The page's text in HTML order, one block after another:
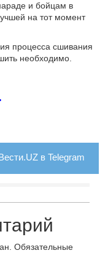
и бойцам в
на тот момент
процесса сшивания
необходимо.
в Telegram
Обязательные